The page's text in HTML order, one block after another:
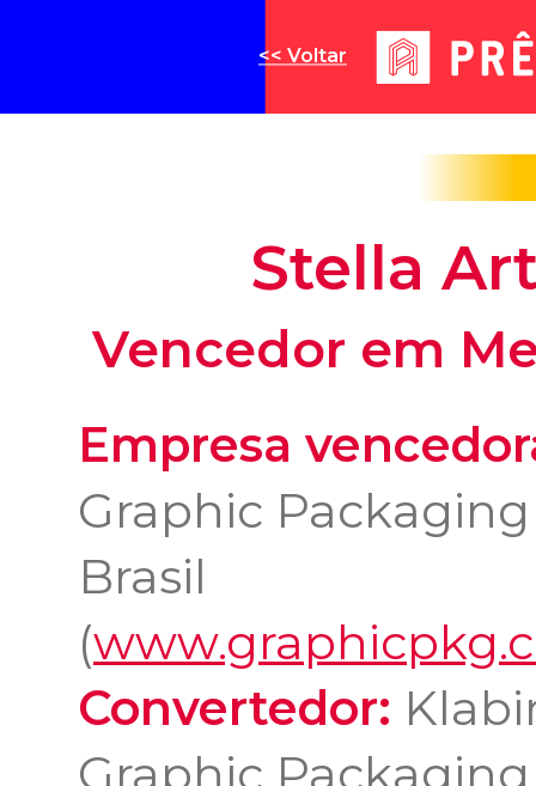
<< Voltar
Stella
Vencedor em
Empresa
Graphic Packaging
Brasil
(
Convertedor:
Graphic